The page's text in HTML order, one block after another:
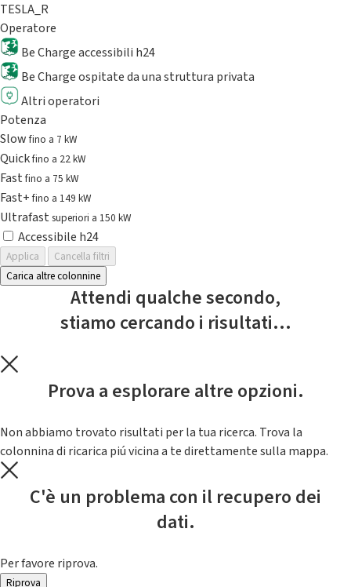
TESLA_R
Operatore
Be Charge accessibili h24
Be Charge ospitate da una struttura privata
Altri operatori
Potenza
Slowfino a 7 kW
Quickfino a 22 kW
Fastfino a 75 kW
Fast+fino a 149 kW
Ultrafast superiori a 150 kW
Accessibile h24
Applica
Cancella filtri
Carica altre colonnine
Attendi qualche secondo,
stiamo cercando i risultati...
Prova a esplorare altre opzioni.
Non abbiamo trovato risultati per la tua ricerca. Trova la
colonnina di ricarica piú vicina a te direttamente sulla mappa.
C'è un problema con il recupero dei
dati.
Per favore riprova.
Riprova